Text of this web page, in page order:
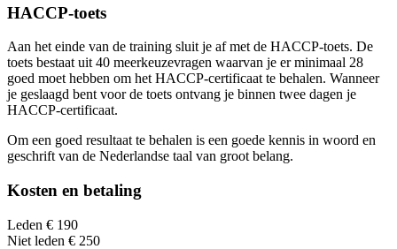
HACCP-toets
Aan het einde van de training sluit je af met de HACCP-toets. De
toets bestaat uit 40 meerkeuzevragen waarvan je er minimaal 28
goed moet hebben om het HACCP-certificaat te behalen. Wanneer
je geslaagd bent voor de toets ontvang je binnen twee dagen je
HACCP-certificaat.
Om een goed resultaat te behalen is een goede kennis in woord en
geschrift van de Nederlandse taal van groot belang.
Kosten en betaling
Leden € 190
Niet leden € 250